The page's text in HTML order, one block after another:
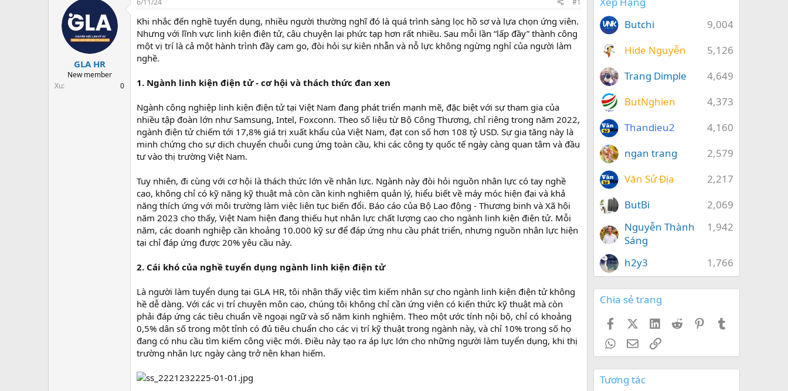
t
g
ử
i
GLA HR
New member
Xu
0
6/11/24 #1
Khi nhắc đến nghề tuyển dụng, nhiều người thường nghĩ đó là quá trình sàng lọc hồ sơ và lựa chọn ứng viên.
Nhưng với lĩnh vực linh kiện điện tử, câu chuyện lại phức tạp hơn rất nhiều. Sau mỗi lần “lấp đầy” thành công
một vị trí là cả một hành trình đầy cam go, đòi hỏi sự kiên nhẫn và nỗ lực không ngừng nghỉ của người làm
nghề.
1. Ngành linh kiện điện tử - cơ hội và thách thức đan xen
Ngành công nghiệp linh kiện điện tử tại Việt Nam đang phát triển mạnh mẽ, đặc biệt với sự tham gia của
nhiều tập đoàn lớn như Samsung, Intel, Foxconn. Theo số liệu từ Bộ Công Thương, chỉ riêng trong năm 2022,
ngành điện tử chiếm tới 17,8% giá trị xuất khẩu của Việt Nam, đạt con số hơn 108 tỷ USD. Sự gia tăng này là
minh chứng cho sự dịch chuyển chuỗi cung ứng toàn cầu, khi các công ty quốc tế ngày càng quan tâm và đầu
tư vào thị trường Việt Nam.
Tuy nhiên, đi cùng với cơ hội là thách thức lớn về nhân lực. Ngành này đòi hỏi nguồn nhân lực có tay nghề
cao, không chỉ có kỹ năng kỹ thuật mà còn cần kinh nghiệm quản lý, hiểu biết về máy móc hiện đại và khả
năng thích ứng với môi trường làm việc liên tục biến đổi. Báo cáo của Bộ Lao động - Thương binh và Xã hội
năm 2023 cho thấy, Việt Nam hiện đang thiếu hụt nhân lực chất lượng cao cho ngành linh kiện điện tử. Mỗi
năm, các doanh nghiệp cần khoảng 10.000 kỹ sư để đáp ứng nhu cầu phát triển, nhưng nguồn nhân lực hiện
tại chỉ đáp ứng được 20% yêu cầu này.
2. Cái khó của nghề tuyển dụng ngành linh kiện điện tử
Là người làm tuyển dụng tại GLA HR, tôi nhận thấy việc tìm kiếm nhân sự cho ngành linh kiện điện tử không
hề dễ dàng. Với các vị trí chuyên môn cao, chúng tôi không chỉ cần ứng viên có kiến thức kỹ thuật mà còn
phải đáp ứng các tiêu chuẩn về ngoại ngữ và số năm kinh nghiệm. Theo một ước tính nội bộ, chỉ có khoảng
0,5% dân số trong một tỉnh có đủ tiêu chuẩn cho các vị trí kỹ thuật trong ngành này, và chỉ 10% trong số họ
đang có nhu cầu tìm kiếm công việc mới. Điều này tạo ra áp lực lớn cho những người làm tuyển dụng, khi thị
trường nhân lực ngày càng trở nên khan hiếm.
9,004
Butchi
5,126
Hide Nguyễn
4,649
Trang Dimple
4,373
ButNghien
4,160
Thandieu2
2,579
ngan trang
2,217
Văn Sử Địa
2,069
ButBi
1,942
Nguyễn Thành
Sáng
1,766
h2y3
Chia sẻ trang
FacebookX (Twitter)
LinkedIn
Reddit Pinterest
WhatsApp
EmailLink
Tương tác